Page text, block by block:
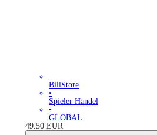
BillStore
•
Spieler Handel
•
GLOBAL
49.50 EUR